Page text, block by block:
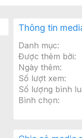
Thông tin
Danh mục
Được thêm bởi
Ngày thêm
Số lượt xem
Số lượng bình
Bình chọn